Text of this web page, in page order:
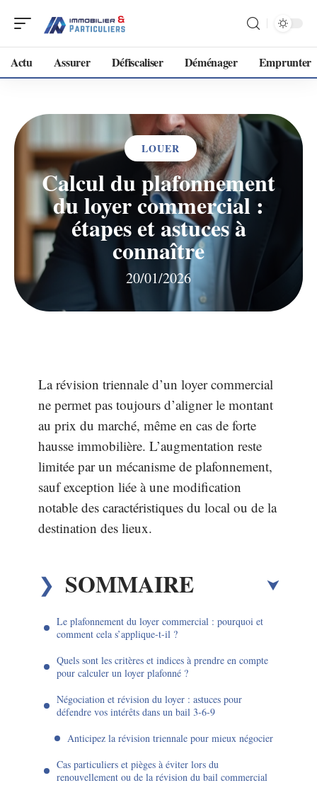
Actu Assurer Défiscaliser Déménager Emprunter
LOUER
Calcul du plafonnement
du loyer commercial :
étapes et astuces à
connaître
20/01/2026
La révision triennale d’un loyer commercial
ne permet pas toujours d’aligner le montant
au prix du marché, même en cas de forte
hausse immobilière. L’augmentation reste
limitée par un mécanisme de plafonnement,
sauf exception liée à une modification
notable des caractéristiques du local ou de la
destination des lieux.
SOMMAIRE
Le plafonnement du loyer commercial : pourquoi et
comment cela s’applique-t-il ?
Quels sont les critères et indices à prendre en compte
pour calculer un loyer plafonné ?
Négociation et révision du loyer : astuces pour
défendre vos intérêts dans un bail 3-6-9
Anticipez la révision triennale pour mieux négocier
Cas particuliers et pièges à éviter lors du
renouvellement ou de la révision du bail commercial